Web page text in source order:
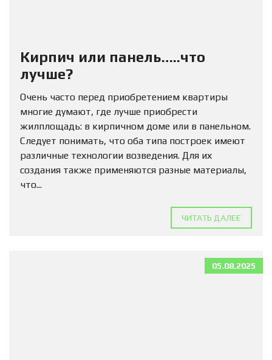
Кирпич или панель…..что
лучше?
Очень часто перед приобретением квартиры
многие думают, где лучше приобрести
жилплощадь: в кирпичном доме или в панельном.
Следует понимать, что оба типа построек имеют
различные технологии возведения. Для их
создания также применяются разные материалы,
что...
ЧИТАТЬ ДАЛЕЕ
05.08.2025